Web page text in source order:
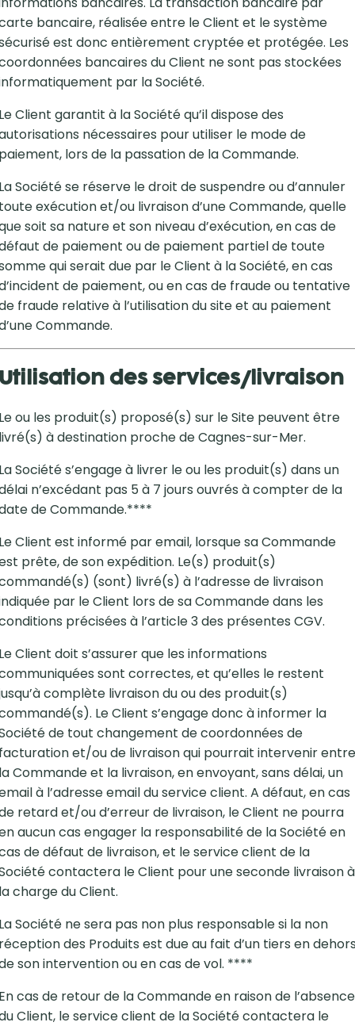
bancaire, réalisée entre le Client et le système
est donc entièrement cryptée et protégée. Les
bancaires du Client ne sont pas stockées
par la Société.
Client garantit à la Société qu’il dispose des
nécessaires pour utiliser le mode de
lors de la passation de la Commande.
Société se réserve le droit de suspendre ou d’annuler
exécution et/ou livraison d’une Commande, quelle
soit sa nature et son niveau d’exécution, en cas de
de paiement ou de paiement partiel de toute
qui serait due par le Client à la Société, en cas
de paiement, ou en cas de fraude ou tentative
fraude relative à l’utilisation du site et au paiement
Commande.
des services/livraison
ou les produit(s) proposé(s) sur le Site peuvent être
à destination proche de Cagnes-sur-Mer.
Société s’engage à livrer le ou les produit(s) dans un
n’excédant pas 5 à 7 jours ouvrés à compter de la
de Commande.****
Client est informé par email, lorsque sa Commande
prête, de son expédition. Le(s) produit(s)
(sont) livré(s) à l’adresse de livraison
par le Client lors de sa Commande dans les
précisées à l’article 3 des présentes CGV.
Client doit s’assurer que les informations
sont correctes, et qu’elles le restent
complète livraison du ou des produit(s)
Le Client s’engage donc à informer la
de tout changement de coordonnées de
et/ou de livraison qui pourrait intervenir entre
Commande et la livraison, en envoyant, sans délai, un
à l’adresse email du service client. A défaut, en cas
retard et/ou d’erreur de livraison, le Client ne pourra
aucun cas engager la responsabilité de la Société en
de défaut de livraison, et le service client de la
contactera le Client pour une seconde livraison à
charge du Client.
Société ne sera pas non plus responsable si la non
des Produits est due au fait d’un tiers en
son intervention ou en cas de vol. ****
cas de retour de la Commande en raison de l’absence
Client, le service client de la Société contactera le